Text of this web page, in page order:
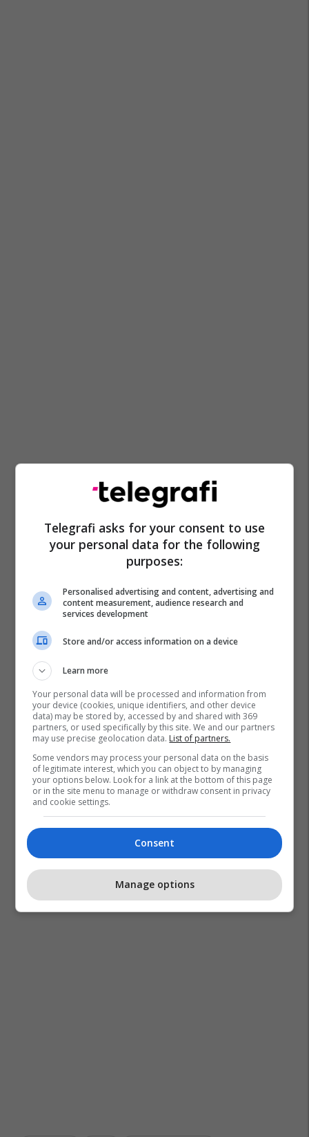
Telegrafi asks for your consent to use
your personal data for the following
purposes:
Personalised advertising and content, advertising and
content measurement, audience research and
services development
Store and/or access information on a device
Learn more
Your personal data will be processed and information from
your device (cookies, unique identifiers, and other device
data) may be stored by, accessed by and shared with 369
partners, or used specifically by this site. We and our partners
may use precise geolocation data. List of partners.
Some vendors may process your personal data on the basis
of legitimate interest, which you can object to by managing
your options below. Look for a link at the bottom of this page
or in the site menu to manage or withdraw consent in privacy
and cookie settings.
Consent
Manage options